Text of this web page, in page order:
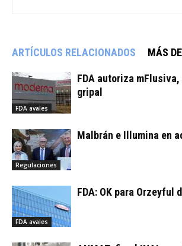
ARTÍCULOS RELACIONADOS MÁS
FDA avales
FDA autoriza mFlusiva,
gripal
Regulaciones
Malbrán e Illumina en
FDA avales
FDA: OK para Orzeyful